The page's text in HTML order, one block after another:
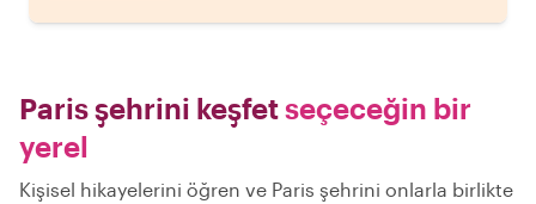
Paris şehrini keşfetseçeceğin bir
yerel
Kişisel hikayelerini öğren ve Paris şehrini onlarla birlikte